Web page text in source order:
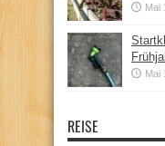
Mai
Mai
REISE